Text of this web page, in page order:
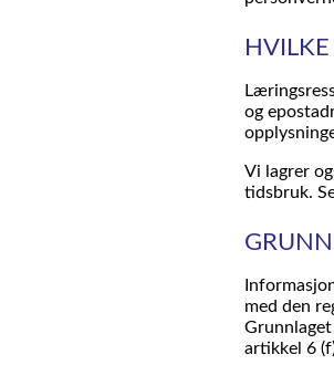
og
Vi lagrer
tidsbruk.
med den
artikkel 6